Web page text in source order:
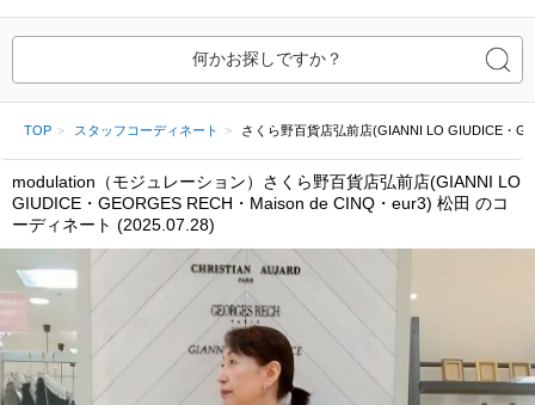
何かお探しですか？
TOP スタッフコーディネート さくら野百貨店弘前店(GIANNI LO GIUDICE・
modulation（モジュレーション）さくら野百貨店弘前店(GIANNI LO
GIUDICE・GEORGES RECH・Maison de CINQ・eur3) 松田 のコ
ーディネート (2025.07.28)